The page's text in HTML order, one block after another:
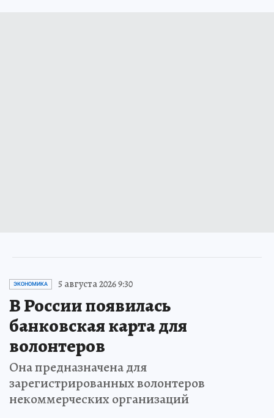
ЭКОНОМИКА 5 августа 2026 9:30
В России появилась
банковская карта для
волонтеров
Она предназначена для
зарегистрированных волонтеров
некоммерческих организаций